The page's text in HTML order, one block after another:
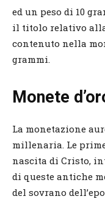
ed un peso di 10
il titolo relativo alla
contenuto nella
grammi.
Monete
La monetazione
millenaria. Le
nascita di Cristo,
di queste antiche
del sovrano